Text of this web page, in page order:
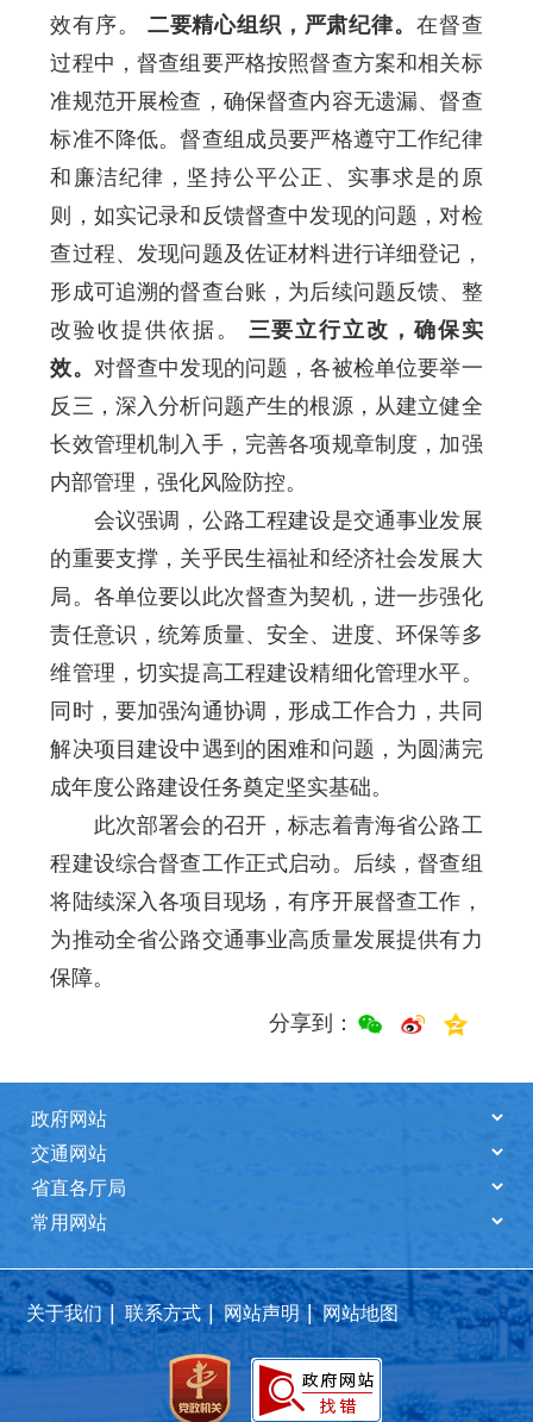
效有序。 二要精心组织，严肃纪律。 在督查
过程中，督查组要严格按照督查方案和相关标
准规范开展检查，确保督查内容无遗漏、督查
标准不降低。督查组成员要严格遵守工作纪律
和廉洁纪律，坚持公平公正、实事求是的原
则，如实记录和反馈督查中发现的问题，对检
查过程、发现问题及佐证材料进行详细登记，
形成可追溯的督查台账，为后续问题反馈、整
改验收提供依据。 三要立行立改，确保实
效。 对督查中发现的问题，各被检单位要举一
反三，深入分析问题产生的根源，从建立健全
长效管理机制入手，完善各项规章制度，加强
内部管理，强化风险防控。
会议强调，公路工程建设是交通事业发展
的重要支撑，关乎民生福祉和经济社会发展大
局。各单位要以此次督查为契机，进一步强化
责任意识，统筹质量、安全、进度、环保等多
维管理，切实提高工程建设精细化管理水平。
同时，要加强沟通协调，形成工作合力，共同
解决项目建设中遇到的困难和问题，为圆满完
成年度公路建设任务奠定坚实基础。
此次部署会的召开，标志着青海省公路工
程建设综合督查工作正式启动。后续，督查组
将陆续深入各项目现场，有序开展督查工作，
为推动全省公路交通事业高质量发展提供有力
保障。
分享到：
关于我们 | 联系方式 | 网站声明 | 网站地图